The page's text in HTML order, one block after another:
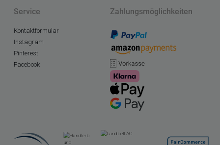
Service
Kontaktformular
Instagram
Pinterest
Facebook
Zahlungsmöglichkeiten